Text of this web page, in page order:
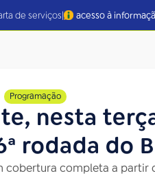
de serviços| acesso à
Programação
nesta
rodada do
completa a partir